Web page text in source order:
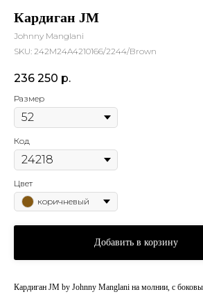
Кардиган JM
Johnny Manglani
SKU: 242M24A4210166/2244/Brown
236 250 р.
Размер
Код
Цвет
коричневый
Добавить в корзину
Кардиган JM by Johnny Manglani на молнии, с